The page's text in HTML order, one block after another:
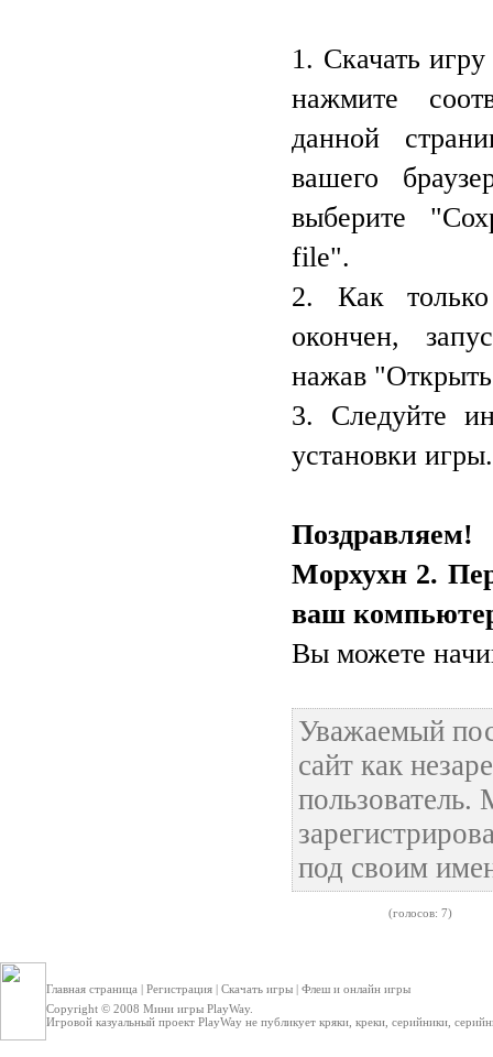
1. Скачать
нажмите
данной
вашего
выберите
file".
2. Как только
окончен,
нажав
3. Следуйте
установки игры.
Морхухн 2.
ваш
Вы можете
Уважаемый
сайт как
под своим
(голосов: 7)
Главная страница | Регистрация | Скачать игры | Флеш и онлайн игры
Copyright © 2008 Мини игры PlayWay.
Игровой казуальный проект PlayWay не публикует кряки, креки, серийники,